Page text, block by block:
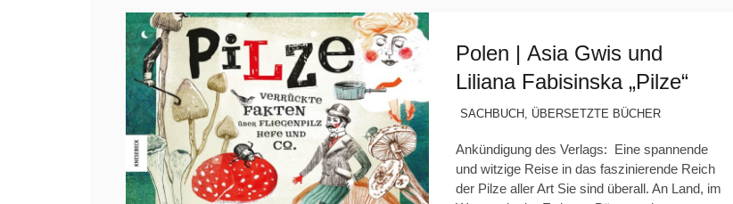
Polen | Asia Gwis und
Liliana Fabisinska „Pilze“
SACHBUCH , ÜBERSETZTE BÜCHER
Ankündigung des Verlags: Eine spannende
und witzige Reise in das faszinierende Reich
der Pilze aller Art Sie sind überall. An Land, im